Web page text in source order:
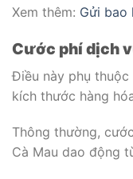
Xem thêm: Gửi bao
Cước phí dịch
Điều này phụ
kích thước hàng
Thông thường,
Cà Mau dao động